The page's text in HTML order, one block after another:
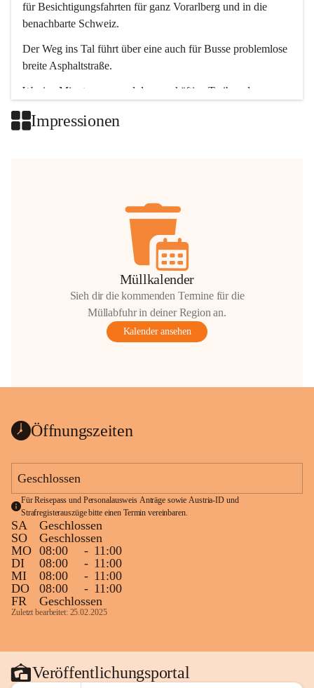
für Besichtigungsfahrten für ganz Vorarlberg und in die
benachbarte Schweiz.
Der Weg ins Tal führt über eine auch für Busse problemlose
breite Asphaltstraße.
Wenige Minuten nur, und das geschäftige Treiben der
Impressionen
Müllkalender
Sieh dir die kommenden Termine für die
Müllabfuhr in deiner Region an.
Kalender ansehen
Öffnungszeiten
Geschlossen
Für Reisepass und Personalausweis Anträge sowie Austria-ID und
Strafregisterauszüge bitte einen Termin vereinbaren.
SA
Geschlossen
SO
Geschlossen
MO 08:00 - 11:00
DI
08:00 - 11:00
MI
08:00 - 11:00
DO
08:00 - 11:00
FR
Geschlossen
Zuletzt bearbeitet: 25.02.2025
Veröffentlichungsportal